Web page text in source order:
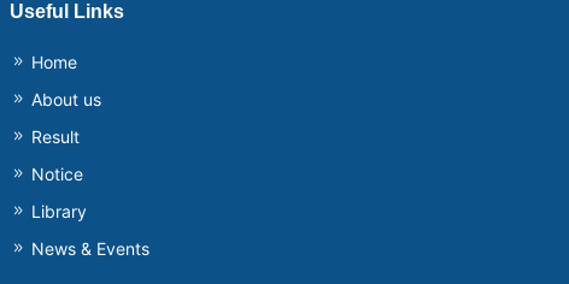
Useful Links
Home
About us
Result
Notice
Library
News & Events